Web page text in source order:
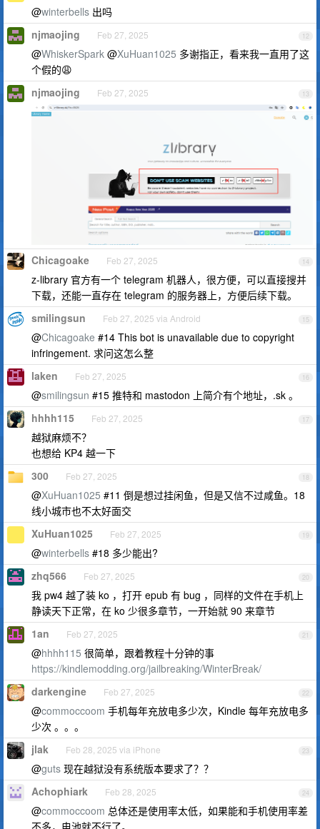
@winterbells 出吗
12
njmaojing Feb 27, 2025
@WhiskerSpark @XuHuan1025 多谢指正，看来我一直用了这
个假的😩
13
njmaojing Feb 27, 2025
14
Chicagoake Feb 27, 2025
z-library 官方有一个 telegram 机器人，很方便，可以直接搜并
下载，还能一直存在 telegram 的服务器上，方便后续下载。
15
smilingsun Feb 27, 2025 via Android
@Chicagoake #14 This bot is unavailable due to copyright
infringement. 求问这怎么整
16
laken Feb 27, 2025
@smilingsun #15 推特和 mastodon 上简介有个地址，.sk 。
17
hhhh115 Feb 27, 2025
越狱麻烦不？
也想给 KP4 越一下
18
300 Feb 27, 2025
@XuHuan1025 #11 倒是想过挂闲鱼，但是又信不过咸鱼。18
线小城市也不太好面交
19
XuHuan1025 Feb 27, 2025
@winterbells #18 多少能出?
20
zhq566 Feb 27, 2025
我 pw4 越了装 ko ，打开 epub 有 bug ，同样的文件在手机上
静读天下正常，在 ko 少很多章节，一开始就 90 来章节
21
1an Feb 27, 2025
@hhhh115 很简单，跟着教程十分钟的事
https://kindlemodding.org/jailbreaking/WinterBreak/
22
darkengine Feb 27, 2025
@commoccoom 手机每年充放电多少次，Kindle 每年充放电多
少次 。。。
23
jlak Feb 28, 2025 via iPhone
@guts 现在越狱没有系统版本要求了？？
24
Achophiark Feb 28, 2025
@commoccoom 总体还是使用率太低，如果能和手机使用率差
不多，电池就不行了。